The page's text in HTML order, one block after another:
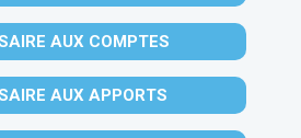
AUX COMPTES
AUX APPORTS